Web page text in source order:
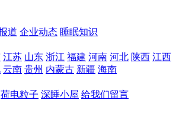
道 企业动态 睡眠知识
江苏 山东 浙江 福建 河南 河北 陕西 江西
云南 贵州 内蒙古 新疆 海南
荷电粒子 深睡小屋 给我们留言